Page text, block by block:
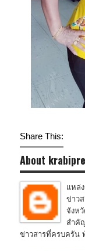
Share This:
About
แหล่
ข่าว
จังห
สำคั
ข่าวสารที่ครบครัน